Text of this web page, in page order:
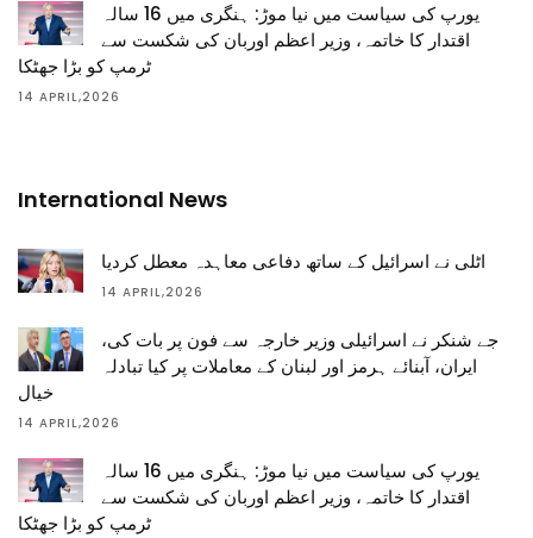
یورپ کی سیاست میں نیا موڑ: ہنگری میں 16 سالہ
اقتدار کا خاتمہ، وزیر اعظم اوربان کی شکست سے
ٹرمپ کو بڑا جھٹکا
14 APRIL,2026
International News
اٹلی نے اسرائیل کے ساتھ دفاعی معاہدہ معطل کردیا
14 APRIL,2026
جے شنکر نے اسرائیلی وزیر خارجہ سے فون پر بات کی،
ایران، آبنائے ہرمز اور لبنان کے معاملات پر کیا تبادلہ
خیال
14 APRIL,2026
یورپ کی سیاست میں نیا موڑ: ہنگری میں 16 سالہ
اقتدار کا خاتمہ، وزیر اعظم اوربان کی شکست سے
ٹرمپ کو بڑا جھٹکا